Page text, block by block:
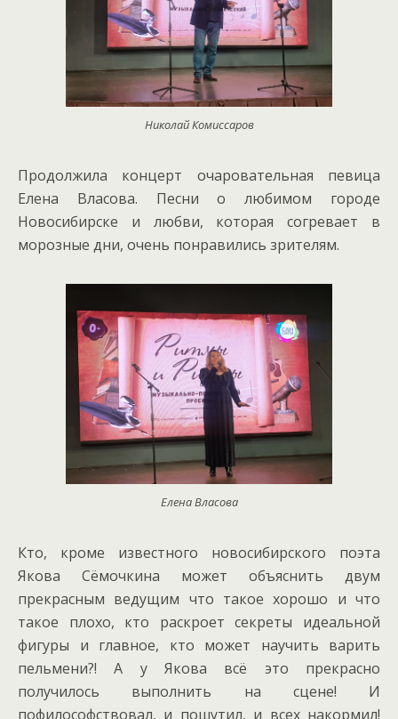
Николай Комиссаров
Продолжила концерт очаровательная певица
Елена Власова. Песни о любимом городе
Новосибирске и любви, которая согревает в
морозные дни, очень понравились зрителям.
Елена Власова
Кто, кроме известного новосибирского поэта
Якова Сёмочкина может объяснить двум
прекрасным ведущим что такое хорошо и что
такое плохо, кто раскроет секреты идеальной
фигуры и главное, кто может научить варить
пельмени?! А у Якова всё это прекрасно
получилось выполнить на сцене! И
пофилософствовал, и пошутил, и всех накормил!